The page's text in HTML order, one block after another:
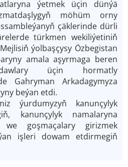
ýetmek üçin dünýä
möhüm orny
çäklerinde dürli
türkmen wekiliýetiniň
ýolbaşçysy Özbegistan
amala aşyrmaga beren
üçin hormatly
Gahryman Arkadagymyza
beýan etdi.
ýurdumyzyň kanunçylyk
kanunçylyk namalaryna
goşmaçalary girizmek
işleri dowam etdirmegiň